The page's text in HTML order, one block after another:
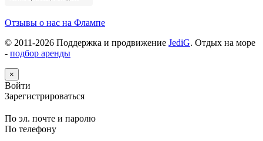
Отзывы о нас на Флампе
© 2011-2026 Поддержка и продвижение JediG. Отдых на море
- подбор аренды
×
Войти
Зарегистрироваться
По эл. почте и паролю
По телефону